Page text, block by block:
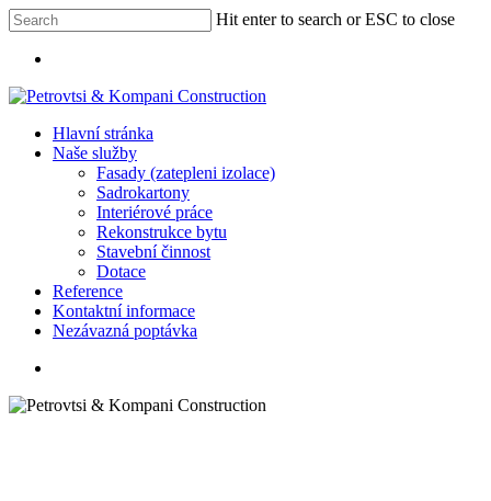
Skip
to
main
Hit enter to search or ESC to close
Search
Menu
Hlavní stránka
Naše služby
Fasady (zatepleni izolace)
Sadrokartony
Interiérové práce
Rekonstrukce bytu
Stavební činnost
Dotace
Reference
Kontaktní informace
Nezávazná poptávka